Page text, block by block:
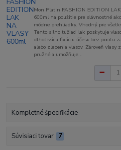
Mon Platin FASHION EDITION
600ml na použitie pre slávnostné
módne prehliadky. Vhodný pre
Tento silno tužiaci lak poskytuje
dlhotrvácu fixáciu účesu bez pocitu
alebo zlepenia vlasov. Zároveň vlasy
pružné a umožňuje...
Kompletné špecifikácie
Súvisiaci tovar 7